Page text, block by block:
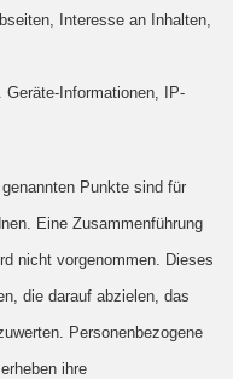
Interesse an Inhalten,
Informationen, IP-
Punkte sind für
Eine Zusammenführung
nicht vorgenommen. Dieses
die darauf abzielen, das
Personenbezogene
ihre